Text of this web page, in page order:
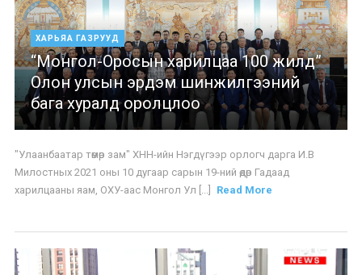
ХАРЬЯА ГАЗРУУД
“Монгол-Оросын харилцаа 100 жилд”
Олон улсын эрдэм шинжилгээний
бага хуралд оролцлоо
"Улаанбаатар төмөр зам" ХНН-ийн Нэгдүгээр орлогч дарга И.В
Милостных 2021 оны 10 дугаар сарын 19-ний өдөр Гадаад
харилцааны яам, ОХУ-аас Монгол Ул [...]
Read More